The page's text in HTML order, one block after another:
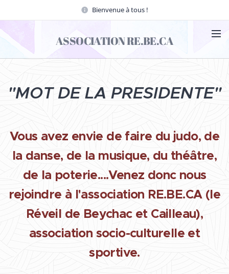
Bienvenue à tous !
ASSOCIATION RE.BE.CA
"MOT DE LA PRESIDENTE"
Vous avez envie de faire du judo, de
la danse, de la musique, du théâtre,
de la poterie....Venez donc nous
rejoindre à l'association RE.BE.CA (le
Réveil de Beychac et Cailleau),
association socio-culturelle et
sportive.